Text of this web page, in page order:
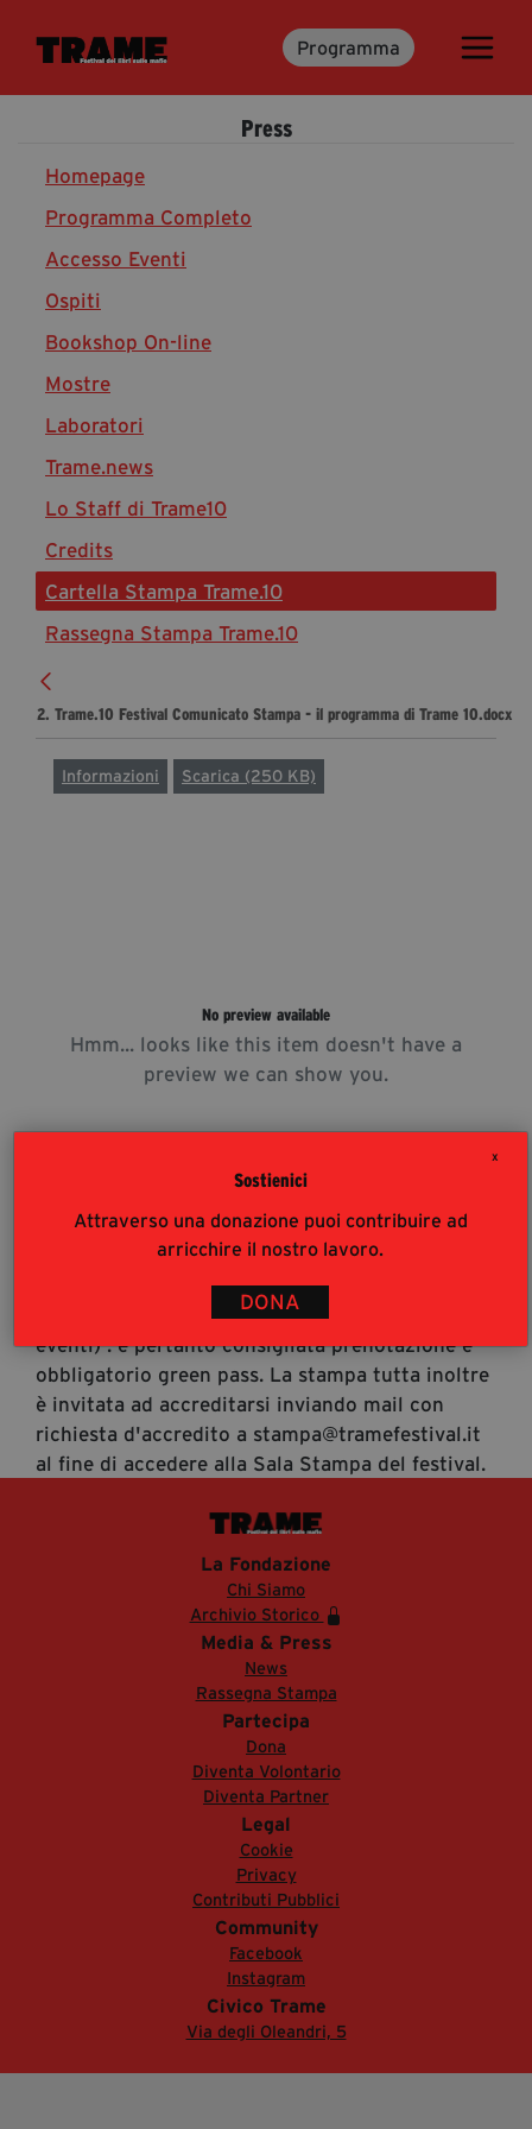
X
Sostienici
Attraverso una donazione puoi contribuire ad
arricchire il nostro lavoro.
DONA
Programma
Trame.15
Libri
Media & Press
News & Kit
Accrediti Stampa
Cartella Stampa
Rassegna Stampa
Partecipa
Diventa Partner
Dona
Fondazione Trame
Chi Siamo
Civico Trame
Contatti
segreteria@tramefestival.it
Press
2. Trame.10 Festival Comunicato Stampa - il programma di Trame 10.docx
Informazioni Scarica (250 KB)
No preview available
Hmm... looks like this item doesn't have a
preview we can show you.
Accrediti Stampa
Accrediti Stampa. L'accesso al festival ai
giornalisti risponde alle modalità di accesso del
pubblico (https://www.tramefestival.it/accesso-
eventi) : è pertanto consigliata prenotazione e
obbligatorio green pass. La stampa tutta inoltre
è invitata ad accreditarsi inviando mail con
richiesta d'accredito a stampa@tramefestival.it
al fine di accedere alla Sala Stampa del festival.
Homepage
Programma Completo
Accesso Eventi
Ospiti
Bookshop On-line
Mostre
Laboratori
Trame.news
Lo Staff di Trame10
Credits
Cartella Stampa Trame.10
Rassegna Stampa Trame.10
La Fondazione
Chi Siamo
Archivio Storico
Media & Press
News
Rassegna Stampa
Partecipa
Dona
Diventa Volontario
Diventa Partner
Legal
Cookie
Privacy
Contributi Pubblici
Community
Facebook
Instagram
Civico Trame
Via degli Oleandri, 5